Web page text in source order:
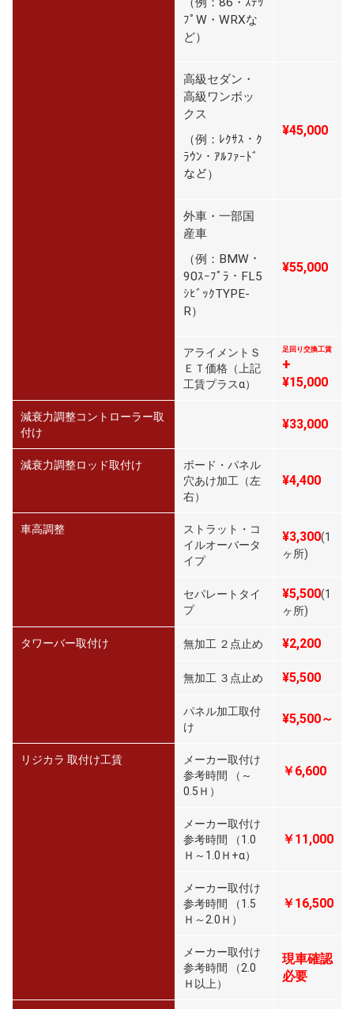
ﾌﾟW・WRXな
ど）
高級セダン・
高級ワンボッ
クス
（例：ﾚｸｻｽ・ｸ
ﾗｳﾝ・ｱﾙﾌｧｰﾄﾞ
など）
¥45,000
外車・一部国
産車
（例：BMW・
90ｽｰﾌﾟﾗ・FL5
ｼﾋﾞｯｸTYPE-
R）
¥55,000
アライメントＳ
ＥＴ価格（上記
工賃プラスα）
足回り交換工賃
+
¥15,000
減衰力調整コントローラー取
付け
¥33,000
減衰力調整ロッド取付け
ボード・パネル
穴あけ加工（左
右）
¥4,400
車高調整
ストラット・コ
イルオーバータ
イプ
¥3,300(1
ヶ所)
セパレートタイ
プ
¥5,500(1
ヶ所)
タワーバー取付け 無加工 ２点止め ¥2,200
無加工 ３点止め ¥5,500
パネル加工取付
け
¥5,500～
リジカラ 取付け工賃
メーカー取付け
参考時間 （～
0.5Ｈ）
￥6,600
メーカー取付け
参考時間 （1.0
Ｈ～1.0Ｈ+α）
￥11,000
メーカー取付け
参考時間 （1.5
Ｈ～2.0Ｈ）
￥16,500
メーカー取付け
参考時間 （2.0
Ｈ以上）
現車確認
必要